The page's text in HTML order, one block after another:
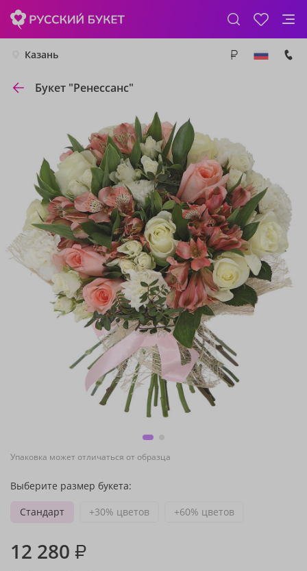
Казань
Букет "Ренессанс"
Упаковка может отличаться от образца
Выберите размер букета:
Стандарт
+30% цветов +60% цветов
12 280 ₽